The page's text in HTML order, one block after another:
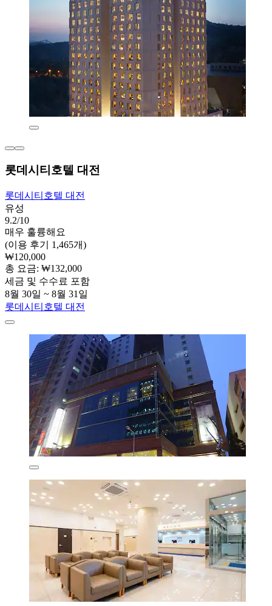
롯데시티호텔 대전
롯데시티호텔 대전
유성
9.2/10
매우 훌륭해요
(이용 후기 1,465개)
₩120,000
총 요금: ₩132,000
세금 및 수수료 포함
8월 30일 ~ 8월 31일
롯데시티호텔 대전